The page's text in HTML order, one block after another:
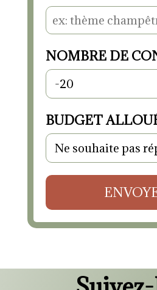
NOMBRE DE
BUDGET